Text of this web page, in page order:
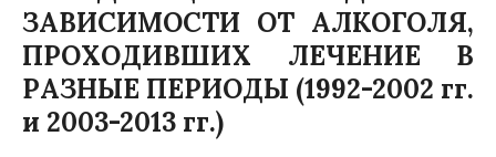
ЗАВИСИМОСТИ ОТ АЛКОГОЛЯ,
ПРОХОДИВШИХ ЛЕЧЕНИЕ В
РАЗНЫЕ ПЕРИОДЫ (1992-2002 гг.
и 2003-2013 гг.)